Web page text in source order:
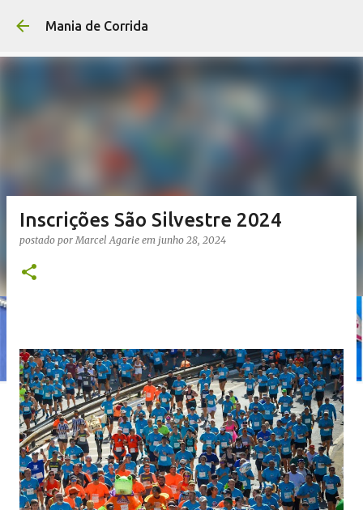
Mania de Corrida
Inscrições São Silvestre 2024
postado porMarcel Agarie em junho 28, 2024